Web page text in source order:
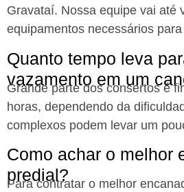
Gravataí. Nossa equipe vai até
equipamentos necessários
Quanto tempo leva
vazamento em um
Grande parte dos consertos é
horas, dependendo da
complexos podem levar um
Como achar o melhor
predial?
Para contratar o melhor